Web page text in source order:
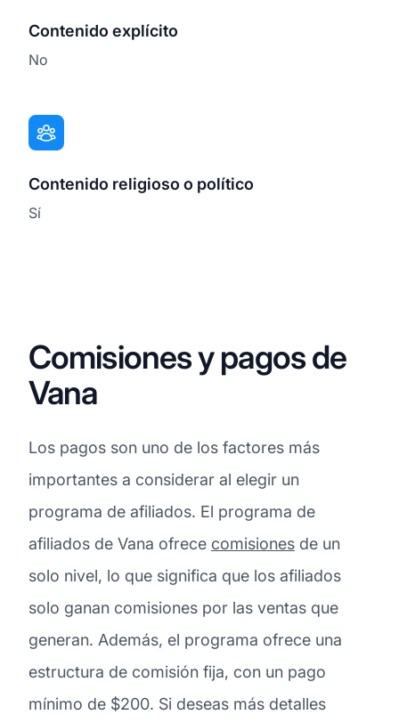
Contenido explícito
No
Contenido religioso o político
Sí
Comisiones y pagos de
Vana
Los pagos son uno de los factores más
importantes a considerar al elegir un
programa de afiliados. El programa de
afiliados de Vana ofrece comisiones de un
solo nivel, lo que significa que los afiliados
solo ganan comisiones por las ventas que
generan. Además, el programa ofrece una
estructura de comisión fija, con un pago
mínimo de $200. Si deseas más detalles